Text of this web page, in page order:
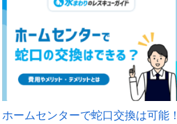
ホームセンターで蛇口交換は可能！